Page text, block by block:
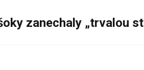
zanechaly „trvalou